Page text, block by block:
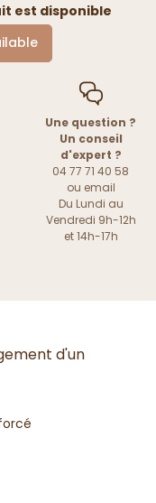
est disponible
Une question ?
Un conseil
d'expert ?
04 77 71 40 58
ou email
Du Lundi au
Vendredi 9h-12h
et 14h-17h
d'un